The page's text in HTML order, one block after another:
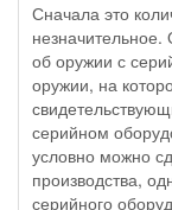
Сначала это
незначительное.
об оружии с
оружии, на
серийном
условно можно
производства,
серийного